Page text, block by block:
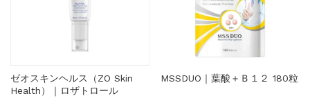
ゼオスキンヘルス（ZO Skin
Health）｜ロザトロール
MSSDUO｜葉酸＋Ｂ１２ 180粒